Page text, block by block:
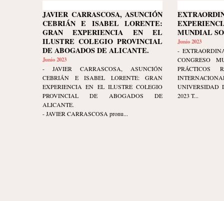
JAVIER CARRASCOSA, ASUNCIÓN
CEBRIÁN E ISABEL LORENTE:
GRAN EXPERIENCIA EN EL
ILUSTRE COLEGIO PROVINCIAL
DE ABOGADOS DE ALICANTE.
Junio 2023
- JAVIER CARRASCOSA, ASUNCIÓN
CEBRIÁN E ISABEL LORENTE: GRAN
EXPERIENCIA EN EL ILUSTRE COLEGIO
PROVINCIAL DE ABOGADOS DE
ALICANTE.
- JAVIER CARRASCOSA pronu...
MUNDIAL
Junio 2023
-
CONGRESO
PRÁCTICOS
UNIVERSIDAD
2023 T...